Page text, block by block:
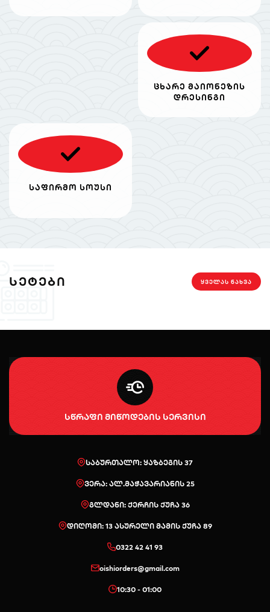
ცხარე მაიონეზის
დრესინგი
საფირმო სოუსი
ᲡᲔᲢᲔᲑᲘ ᲧᲕᲔᲚᲐᲡ ᲜᲐᲮᲕᲐ
სწრაფი მიწოდების სერვისი
საბურთალო: ყაზბეგის 37
ვერა: ალ.მაჭავარიანის 25
გლდანი: ქერჩის ქუჩა 36
დიღომი: 13 ასურელი მამის ქუჩა 89
0322 42 41 93
oishiorders@gmail.com
10:30 - 01:00